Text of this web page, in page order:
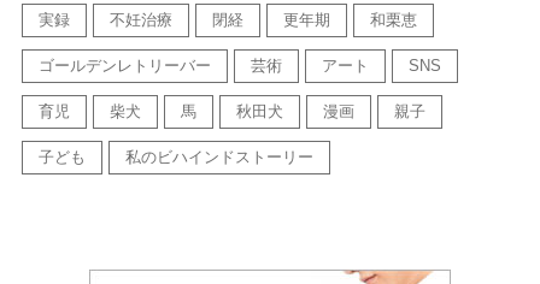
実録 不妊治療 閉経 更年期 和栗恵
ゴールデンレトリーバー 芸術 アート SNS
育児 柴犬 馬 秋田犬 漫画 親子
子ども 私のビハインドストーリー